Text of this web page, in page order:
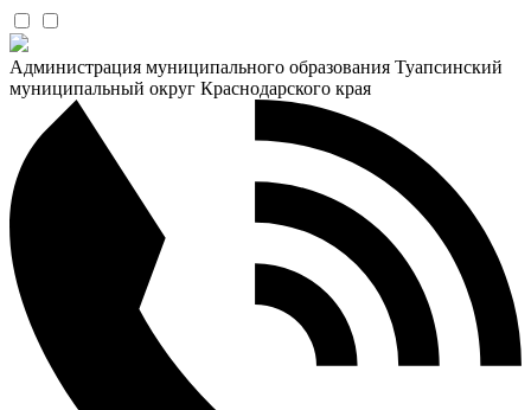
Администрация муниципального образования Туапсинский
муниципальный округ Краснодарского края